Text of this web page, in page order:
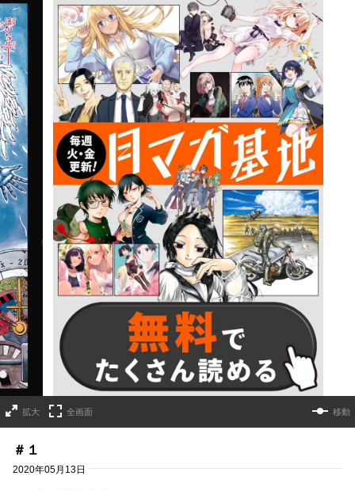
詳細ページへのリンク
拡大 全画面 移動
＃１
2020年05月13日